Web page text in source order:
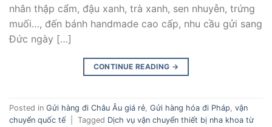
nhân thập cẩm, đậu xanh, trà xanh, sen nhuyễn, trứng
muối…, đến bánh handmade cao cấp, nhu cầu gửi sang
Đức ngày […]
CONTINUE READING →
Posted in Gửi hàng đi Châu Âu giá rẻ, Gửi hàng hóa đi Pháp, vận
chuyển quốc tế
Tagged Dịch vụ vận chuyển thiết bị nha khoa từ